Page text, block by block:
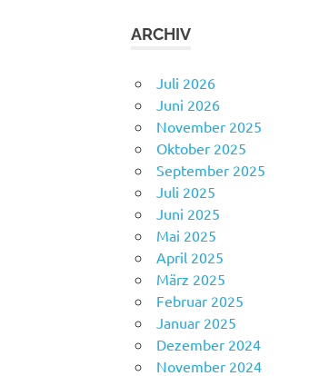
ARCHIV
Juli 2026
Juni 2026
November 2025
Oktober 2025
September 2025
Juli 2025
Juni 2025
Mai 2025
April 2025
März 2025
Februar 2025
Januar 2025
Dezember 2024
November 2024